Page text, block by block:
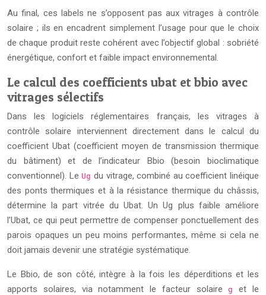
Au final, ces labels ne s’opposent pas aux vitrages à contrôle
solaire ; ils en encadrent simplement l’usage pour que le choix
de chaque produit reste cohérent avec l’objectif global : sobriété
énergétique, confort et faible impact environnemental.
Le calcul des coefficients ubat et bbio avec
vitrages sélectifs
Dans les logiciels réglementaires français, les vitrages à
contrôle solaire interviennent directement dans le calcul du
coefficient Ubat (coefficient moyen de transmission thermique
du bâtiment) et de l’indicateur Bbio (besoin bioclimatique
conventionnel). Le Ug du vitrage, combiné au coefficient linéique
des ponts thermiques et à la résistance thermique du châssis,
détermine la part vitrée du Ubat. Un Ug plus faible améliore
l’Ubat, ce qui peut permettre de compenser ponctuellement des
parois opaques un peu moins performantes, même si cela ne
doit jamais devenir une stratégie systématique.
Le Bbio, de son côté, intègre à la fois les déperditions et les
apports solaires, via notamment le facteur solaireg
et le